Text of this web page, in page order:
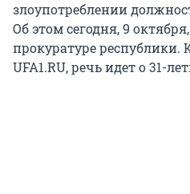
злоупотреблении
Об этом сегодня, 9
прокуратуре республики.
UFA1.RU, речь идет о 31-